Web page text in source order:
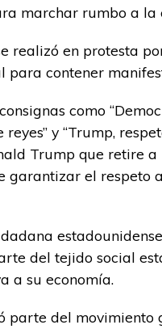
marchar rumbo a la
realizó en protesta
para contener
como
reyes” y “Trump,
Trump que retire
garantizar el respeto
del tejido social
a su economía.
parte del movimiento